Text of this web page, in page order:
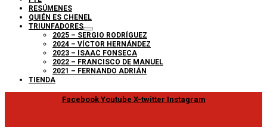
RESÚMENES
QUIÉN ES CHENEL
TRIUNFADORES
2025 – SERGIO RODRÍGUEZ
2024 – VÍCTOR HERNÁNDEZ
2023 – ISAAC FONSECA
2022 – FRANCISCO DE MANUEL
2021 – FERNANDO ADRIÁN
TIENDA
Facebook Youtube X-twitter Instagram